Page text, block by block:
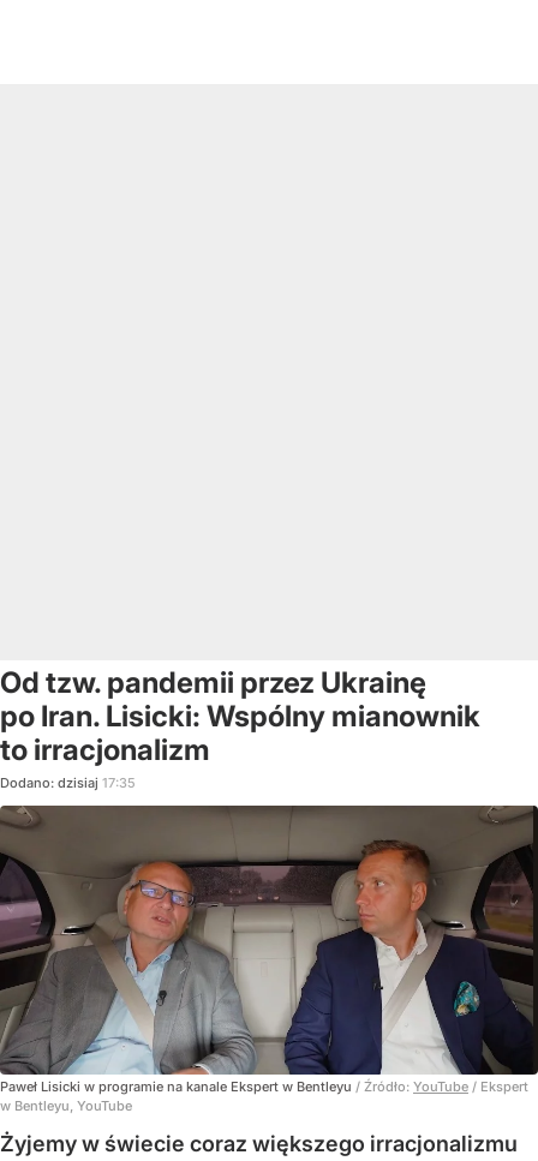
Od tzw. pandemii przez Ukrainę
po Iran. Lisicki: Wspólny mianownik
to irracjonalizm
Dodano: dzisiaj 17:35
Paweł Lisicki w programie na kanale Ekspert w Bentleyu / Źródło: YouTube / Ekspert
w Bentleyu, YouTube
Żyjemy w świecie coraz większego irracjonalizmu